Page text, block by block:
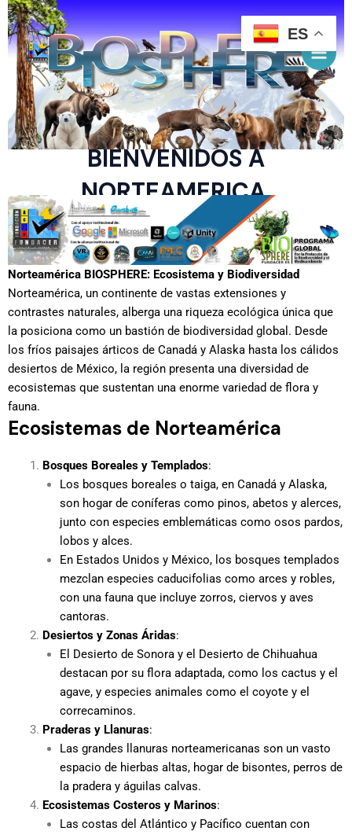
contenido
Main
BIENVENIDOS A
NORTEAMERICA
Norteamérica BIOSPHERE: Ecosistema y Biodiversidad
Norteamérica, un continente de vastas extensiones y
contrastes naturales, alberga una riqueza ecológica única que
la posiciona como un bastión de biodiversidad global. Desde
los fríos paisajes árticos de Canadá y Alaska hasta los cálidos
desiertos de México, la región presenta una diversidad de
ecosistemas que sustentan una enorme variedad de flora y
fauna.
Ecosistemas de Norteamérica
Bosques Boreales y Templados:
Los bosques boreales o taiga, en Canadá y Alaska,
son hogar de coníferas como pinos, abetos y alerces,
junto con especies emblemáticas como osos pardos,
lobos y alces.
En Estados Unidos y México, los bosques templados
mezclan especies caducifolias como arces y robles,
con una fauna que incluye zorros, ciervos y aves
cantoras.
Desiertos y Zonas Áridas:
El Desierto de Sonora y el Desierto de Chihuahua
destacan por su flora adaptada, como los cactus y el
agave, y especies animales como el coyote y el
correcaminos.
Praderas y Llanuras:
Las grandes llanuras norteamericanas son un vasto
espacio de hierbas altas, hogar de bisontes, perros de
la pradera y águilas calvas.
Ecosistemas Costeros y Marinos:
Las costas del Atlántico y Pacífico cuentan con
ES